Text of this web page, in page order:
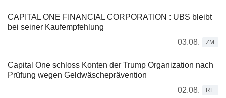
CAPITAL ONE FINANCIAL CORPORATION : UBS bleibt
bei seiner Kaufempfehlung
03.08.
ZM
Capital One schloss Konten der Trump Organization nach
Prüfung wegen Geldwäscheprävention
02.08.
RE